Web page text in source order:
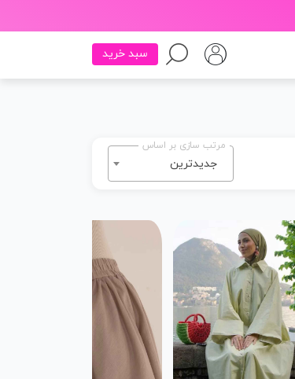
سبد خرید
جدیدترین
مرتب سازی بر اساس